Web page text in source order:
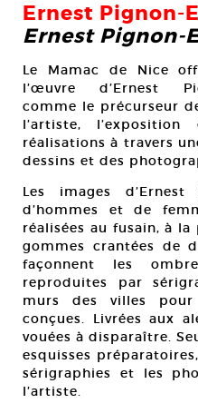
Ernest Pignon-
Ernest Pignon-
Le Mamac de Nice
l’œuvre d’Ernest
comme le précurseur
l’artiste,
réalisations à travers
dessins et des
Les images d’Ernest
d’hommes et de
réalisées au fusain, à
gommes crantées de
façonnent les
reproduites par
murs des villes
conçues. Livrées aux
vouées à disparaître.
esquisses
sérigraphies et les
l’artiste.